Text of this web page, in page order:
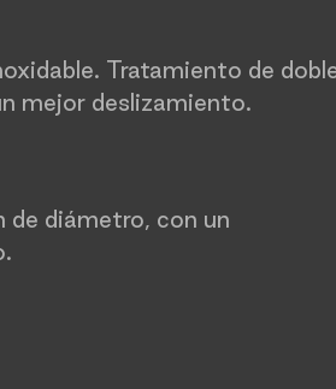
Tratamiento de
mejor deslizamiento.
de diámetro, con un